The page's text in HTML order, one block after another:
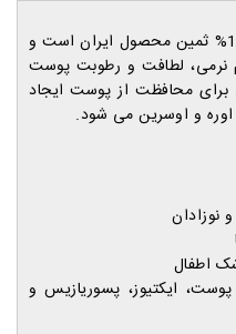
کرم نرم کننده حاوی اوسرین اوره 10% ثمین محصول ایران است و
نرمی، لطافت و رطوبت پوست
محافظت از پوست ایجاد
و اوسرین می شود.
نوزادان
اطفال
ایکتیوز، پسوریازیس و